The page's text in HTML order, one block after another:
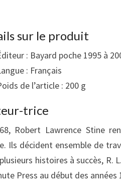
sur le produit
: Bayard poche 1995 à
: Français
de l’article : 200 g
trice
Robert Lawrence Stine
Ils décident ensemble de
histoires à succès, R.
Press au début des années